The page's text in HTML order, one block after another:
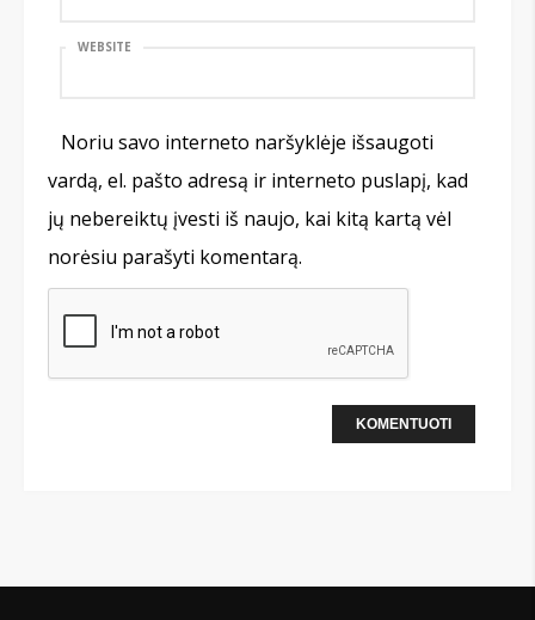
WEBSITE
Noriu savo interneto naršyklėje išsaugoti
vardą, el. pašto adresą ir interneto puslapį, kad
jų nebereiktų įvesti iš naujo, kai kitą kartą vėl
norėsiu parašyti komentarą.